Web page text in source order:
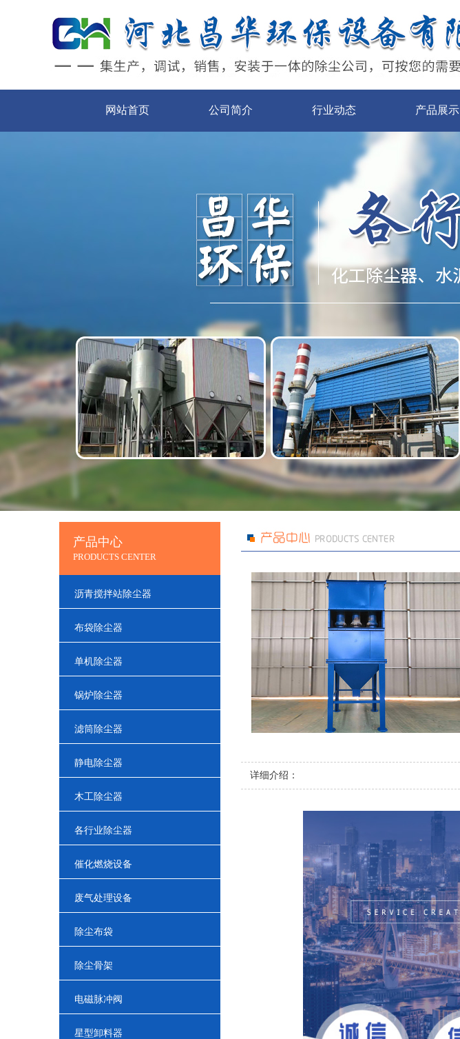
网站首页 公司简介 行业动态 产品展示
产品中心
PRODUCTS CENTER
沥青搅拌站除尘器
布袋除尘器
单机除尘器
锅炉除尘器
滤筒除尘器
静电除尘器
木工除尘器
各行业除尘器
催化燃烧设备
废气处理设备
除尘布袋
除尘骨架
电磁脉冲阀
星型卸料器
详细介绍：